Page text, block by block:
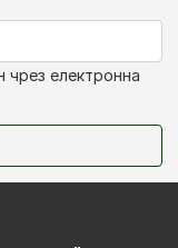
електронна